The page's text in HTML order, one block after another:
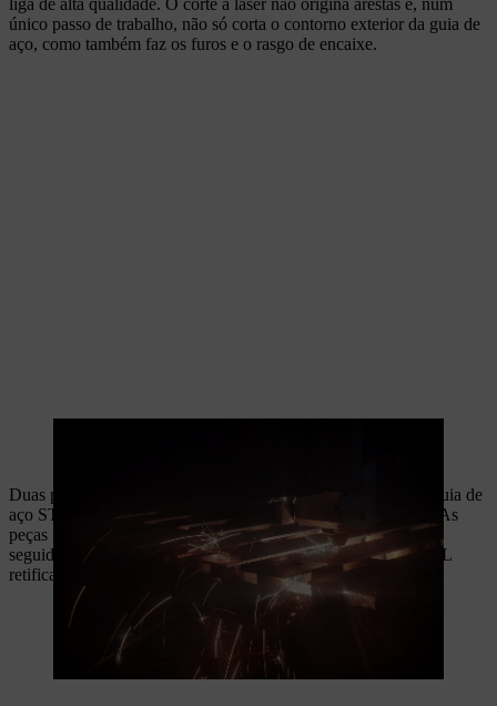
liga de alta qualidade. O corte a laser não origina arestas e, num
único passo de trabalho, não só corta o contorno exterior da guia de
aço, como também faz os furos e o rasgo de encaixe.
Duas peças moldadas em estelite protegem a cabeça de uma guia de
aço STIHL contra desgaste, abrasão e temperaturas elevadas. As
peças moldadas em estelite são soldadas primeiro a laser. Em
seguida, uma máquina especialmente desenvolvida pela STIHL
retifica com precisão a transição entre materiais.